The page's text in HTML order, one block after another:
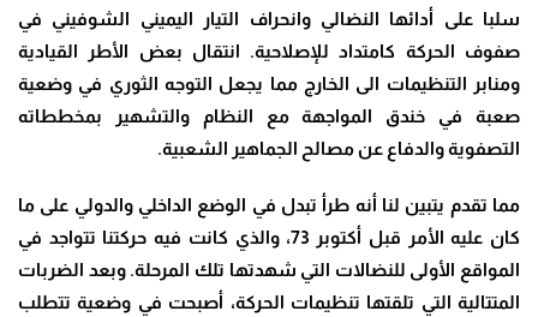
سلبا على أدائها النضالي وانحراف التيار اليميني الشوفيني في
صفوف الحركة كامتداد للإصلاحية. انتقال بعض الأطر القيادية
ومنابر التنظيمات الى الخارج مما يجعل التوجه الثوري في وضعية
صعبة في خندق المواجهة مع النظام والتشهير بمخططاته
التصفوية والدفاع عن مصالح الجماهير الشعبية.
مما تقدم يتبين لنا أنه طرأ تبدل في الوضع الداخلي والدولي على ما
كان عليه الأمر قبل أكتوبر 73، والذي كانت فيه حركتنا تتواجد في
المواقع الأولى للنضالات التي شهدتها تلك المرحلة. وبعد الضربات
المتتالية التي تلقتها تنظيمات الحركة، أصبحت في وضعية تتطلب